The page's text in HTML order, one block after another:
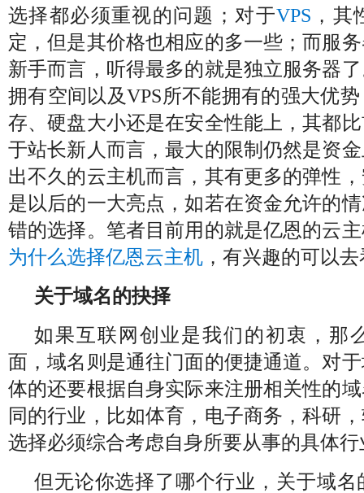
选择都必须重视的问题；对于VPS ，
定，但是其价格也相应的多一些；而服
新手而言，听得最多的就是独立服务器
拥有空间以及VPS所不能拥有的强大优
存、硬盘大小还是在安全性能上，其都
于站长新人而言，最大的限制仍然是资
出不久的云主机而言，其有更多的弹性
是以后的一大亮点，如若在资金允许的
错的选择。笔者目前用的就是亿恩的云
为什么选择亿恩云主机 ，有兴趣的可以
关于域名的抉择
如果互联网创业是我们的初衷，那
面，域名则是通往门面的便捷通道。对
体的还要根据自身实际来注册相关性的
同的行业，比如体育，电子商务，科研
选择必须综合考虑自身所要从事的具体行
但无论你选择了哪个行业，关于域